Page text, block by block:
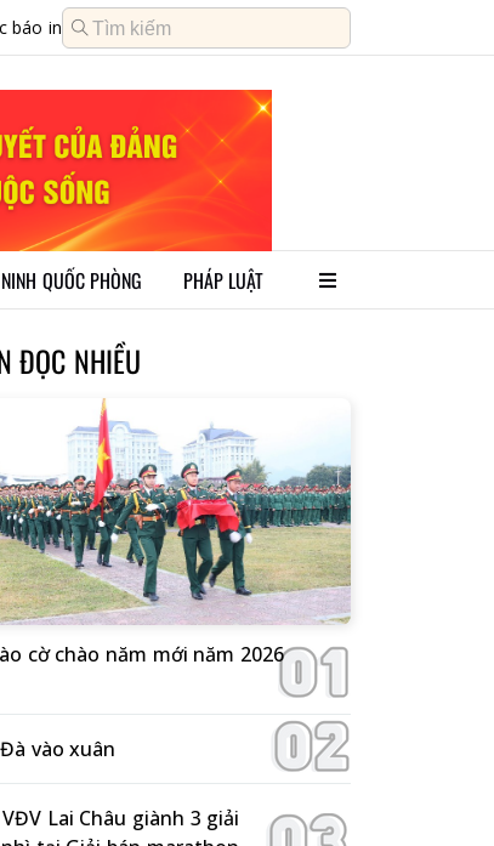
báo in
QUỐC PHÒNG PHÁP LUẬT
ĐỌC NHIỀU
cờ chào năm mới năm 2026
vào xuân
Lai Châu giành 3 giải